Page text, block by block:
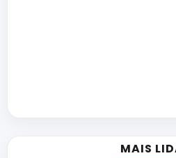
MAIS